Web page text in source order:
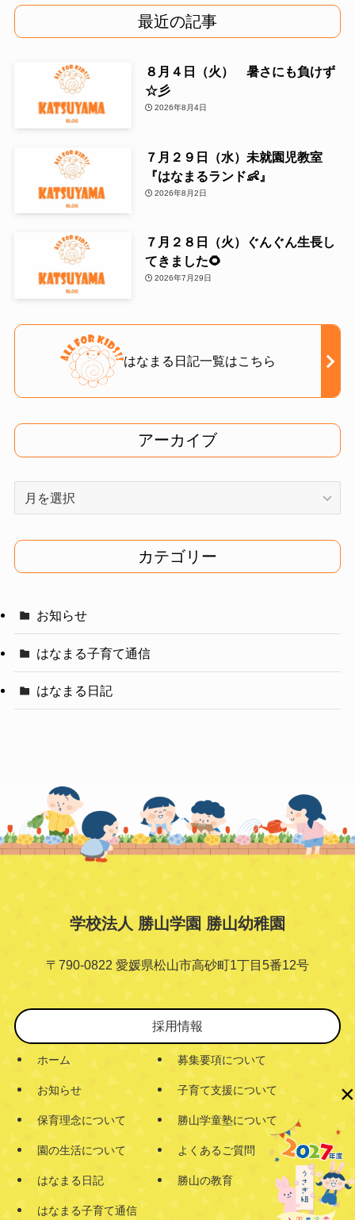
最近の記事
８月４日（火） 暑さにも負けず
☆彡
2026年8月4日
７月２９日（水）未就園児教室
『はなまるランド👶』
2026年8月2日
７月２８日（火）ぐんぐん生長し
てきました🌻
2026年7月29日
はなまる日記一覧はこちら
アーカイブ
イ
ブ
カテゴリー
お知らせ
はなまる子育て通信
はなまる日記
学校法人 勝山学園 勝山幼稚園
〒790-0822 愛媛県松山市高砂町1丁目5番12号
採用情報
ホーム
お知らせ
保育理念について
園の生活について
はなまる日記
はなまる子育て通信
募集要項について
子育て支援について
勝山学童塾について
よくあるご質問
勝山の教育
×